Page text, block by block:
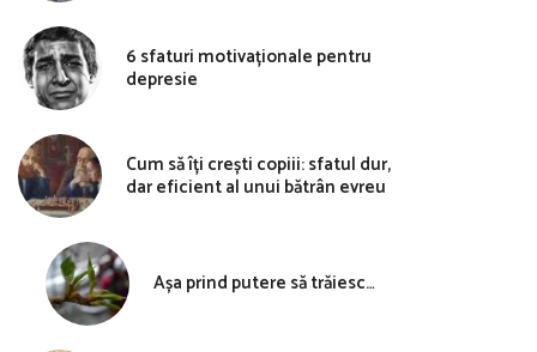
6 sfaturi motivaționale pentru
depresie
Cum să îți crești copiii: sfatul dur,
dar eficient al unui bătrân evreu
Așa prind putere să trăiesc…